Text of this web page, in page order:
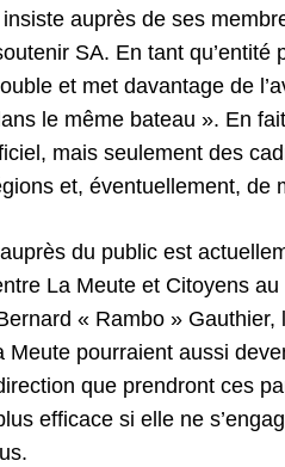
auprès de ses
SA. En tant qu’entité
et met davantage de
le même bateau ». En
mais seulement des
et, éventuellement, de
du public est
La Meute et Citoyens
« Rambo »
Meute pourraient aussi
que prendront ces
efficace si elle ne